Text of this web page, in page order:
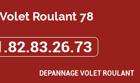
Volet Roulant 78
DEPANNAGE VOLET ROULANT